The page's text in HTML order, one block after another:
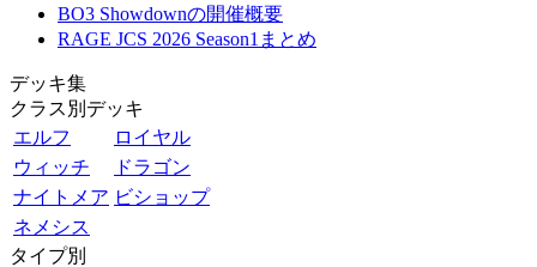
BO3 Showdownの開催概要
RAGE JCS 2026 Season1まとめ
デッキ集
クラス別デッキ
エルフ
ロイヤル
ウィッチ
ドラゴン
ナイトメア ビショップ
ネメシス
タイプ別